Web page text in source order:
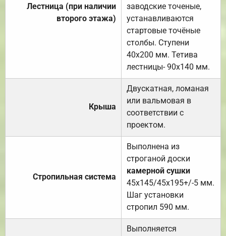
Лестница (при наличии
второго этажа)
заводские точеные,
устанавливаются
стартовые точёные
столбы. Ступени
40х200 мм. Тетива
лестницы- 90х140 мм.
Крыша
Двускатная, ломаная
или вальмовая в
соответствии с
проектом.
Стропильная система
Выполнена из
строганой доски
камерной сушки
45х145/45х195+/-5 мм.
Шаг установки
стропил 590 мм.
Выполняется